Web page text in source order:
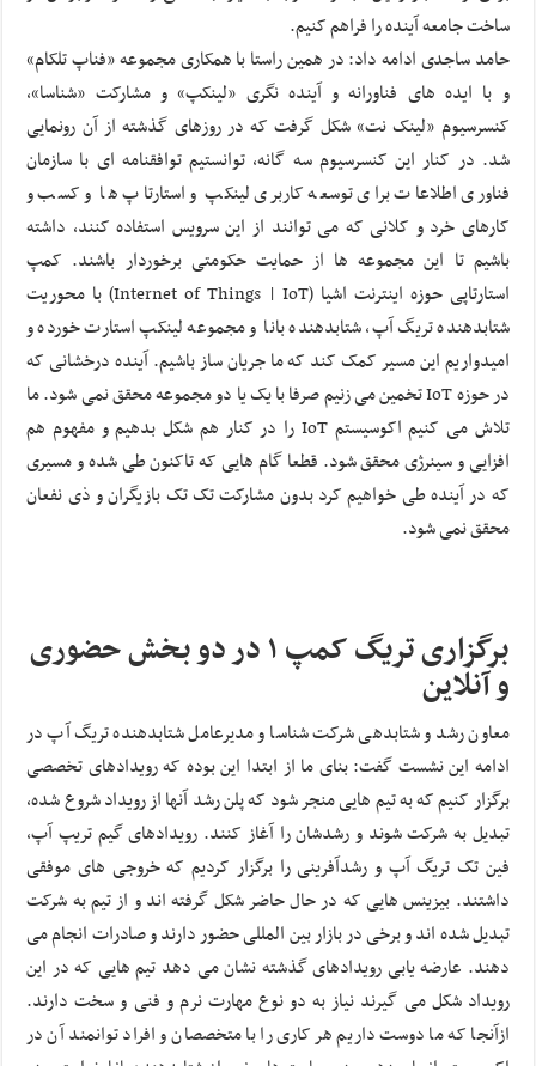
ساخت جامعه آینده را فراهم کنیم.
حامد ساجدی ادامه داد: در همین راستا با همکاری مجموعه «فناپ تلکام»
و با ایده های فناورانه و آینده نگری «لینکپ» و مشارکت «شناسا»،
کنسرسیوم «لینک نت» شکل گرفت که در روزهای گذشته از آن رونمایی
شد. در کنار این کنسرسیوم سه گانه، توانستیم توافقنامه ای با سازمان
فناوری اطلاعات برای توسعه کاربری لینکپ و استارتاپ ها و کسب و
کارهای خرد و کلانی که می توانند از این سرویس استفاده کنند، داشته
باشیم تا این مجموعه ها از حمایت حکومتی برخوردار باشند. کمپ
استارتاپی حوزه اینترنت اشیا (Internet of Things | IoT) با محوریت
شتابدهنده تریگ آپ، شتابدهنده بانا و مجموعه لینکپ استارت خورده و
امیدواریم این مسیر کمک کند که ما جریان ساز باشیم. آینده درخشانی که
در حوزه IoT تخمین می زنیم صرفا با یک یا دو مجموعه محقق نمی شود. ما
تلاش می کنیم اکوسیستم IoT را در کنار هم شکل بدهیم و مفهوم هم
افزایی و سینرژی محقق شود. قطعا گام هایی که تاکنون طی شده و مسیری
که در آینده طی خواهیم کرد بدون مشارکت تک تک بازیگران و ذی نفعان
محقق نمی شود.
برگزاری تریگ کمپ ۱ در دو بخش حضوری
و آنلاین
معاون رشد و شتابدهی شرکت شناسا و مدیرعامل شتابدهنده تریگ آپ در
ادامه این نشست گفت: بنای ما از ابتدا این بوده که رویدادهای تخصصی
برگزار کنیم که به تیم هایی منجر شود که پلن رشد آنها از رویداد شروع شده،
تبدیل به شرکت شوند و رشدشان را آغاز کنند. رویدادهای گیم تریپ آپ،
فین تک تریگ آپ و رشدآفرینی را برگزار کردیم که خروجی های موفقی
داشتند. بیزینس هایی که در حال حاضر شکل گرفته اند و از تیم به شرکت
تبدیل شده اند و برخی در بازار بین المللی حضور دارند و صادرات انجام می
دهند. عارضه یابی رویدادهای گذشته نشان می دهد تیم هایی که در این
رویداد شکل می گیرند نیاز به دو نوع مهارت نرم و فنی و سخت دارند.
ازآنجا که ما دوست داریم هر کاری را با متخصصان و افراد توانمند آن در